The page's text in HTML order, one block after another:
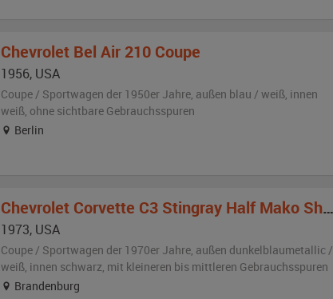
Chevrolet Bel Air 210 Coupe
1956, USA
Coupe / Sportwagen der 1950er Jahre, außen blau / weiß, innen
weiß, ohne sichtbare Gebrauchsspuren
Berlin
Chevrolet Corvette C3 Stingray Half Mako Shark II
1973, USA
Coupe / Sportwagen der 1970er Jahre, außen dunkelblaumetallic /
weiß, innen schwarz, mit kleineren bis mittleren Gebrauchsspuren
Brandenburg